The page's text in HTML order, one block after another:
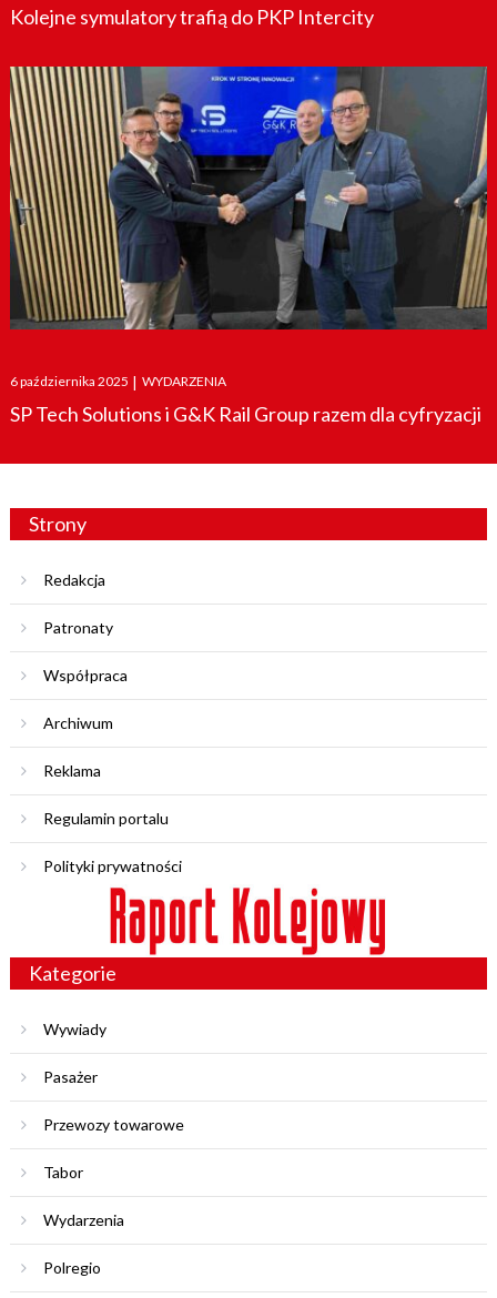
Kolejne symulatory trafią do PKP Intercity
Posted
on
6 października 2025 | WYDARZENIA
SP Tech Solutions i G&K Rail Group razem dla cyfryzacji
Strony
Redakcja
Patronaty
Współpraca
Archiwum
Reklama
Regulamin portalu
Polityki prywatności
Kategorie
Wywiady
Pasażer
Przewozy towarowe
Tabor
Wydarzenia
Polregio